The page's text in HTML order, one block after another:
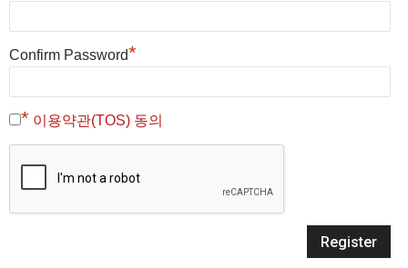
Confirm Password*
* 이용약관(TOS) 동의